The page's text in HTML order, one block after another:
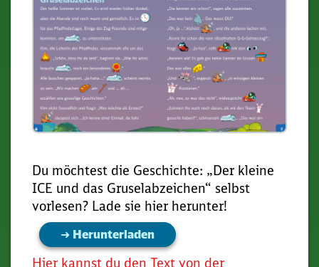
Du möchtest die Geschichte: „Der kleine
ICE und das Gruselabzeichen“ selbst
vorlesen? Lade sie hier herunter!
➜ Herunterladen
Hier kannst du den Text von der